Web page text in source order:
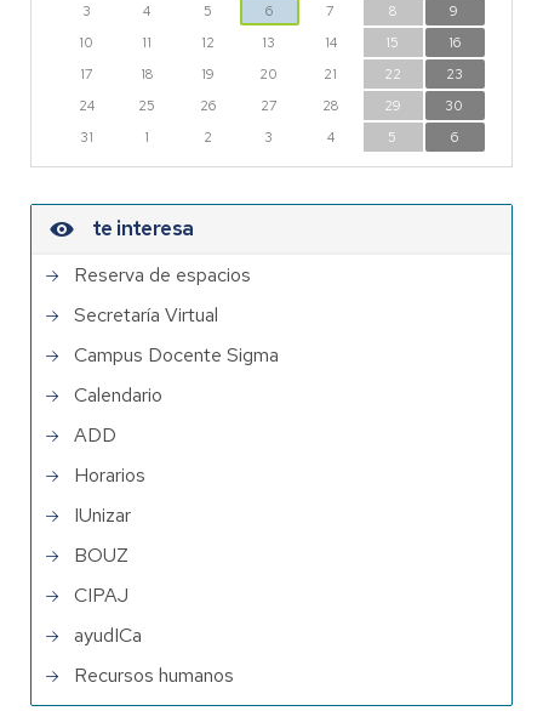
3
4 5 6 7 8
9
10
11 12 13 14 15
16
17
18 19 20 21 22
23
24
25 26 27 28 29
30
31
1 2 3 4 5 6
te interesa
Reserva de espacios
Secretaría Virtual
Campus Docente Sigma
Calendario
ADD
Horarios
IUnizar
BOUZ
CIPAJ
ayudICa
Recursos humanos